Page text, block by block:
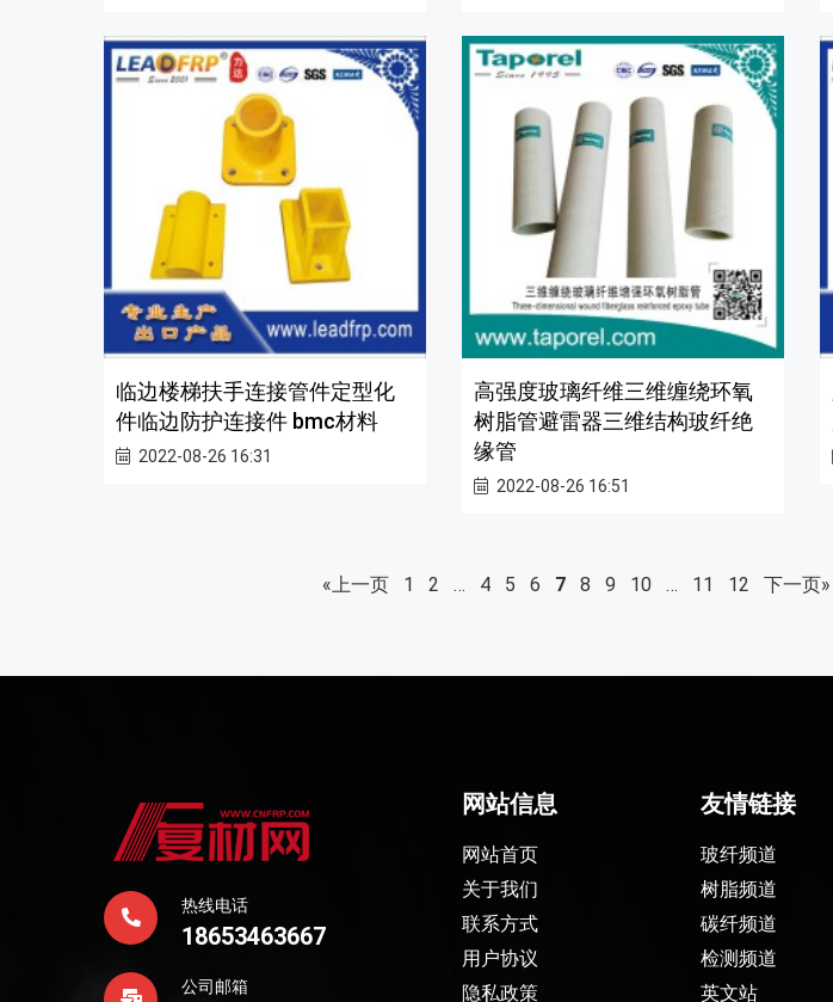
临边楼梯扶手连接管件定型化
件临边防护连接件 bmc材料
2022-08-26 16:31
高强度玻璃纤维三维缠绕环氧
树脂管避雷器三维结构玻纤绝
缘管
2022-08-26 16:51
«上一页 1 2 … 4 5 6 7 8 9 10 … 11 12 下一页»
热线电话
18653463667
公司邮箱
网站信息
网站首页
关于我们
联系方式
用户协议
隐私政策
友情链接
玻纤频道
树脂频道
碳纤频道
检测频道
英文站